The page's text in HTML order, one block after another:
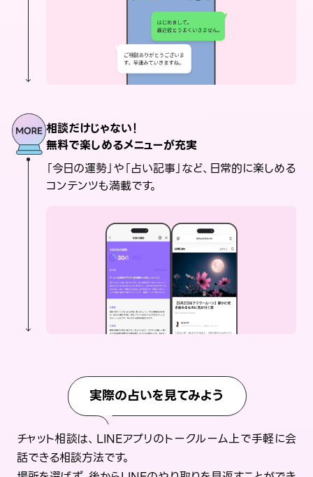
相談だけじゃない！
無料で楽しめるメニューが充実
「今日の運勢」や「占い記事」など、日常的に楽しめる
コンテンツも満載です。
実際の占いを見てみよう
チャット相談は、LINEアプリのトークルーム上で手軽に会
話できる相談方法です。